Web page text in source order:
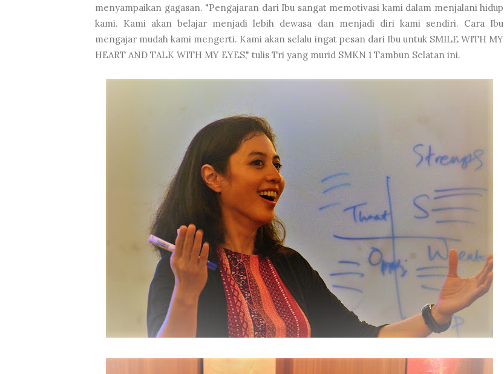
menyampaikan gagasan. "Pengajaran dari Ibu sangat memotivasi kami dalam menjalani hidup
kami. Kami akan belajar menjadi lebih dewasa dan menjadi diri kami sendiri. Cara Ibu
mengajar mudah kami mengerti. Kami akan selalu ingat pesan dari Ibu untuk SMILE WITH MY
HEART AND TALK WITH MY EYES," tulis Tri yang murid SMKN 1 Tambun Selatan ini.